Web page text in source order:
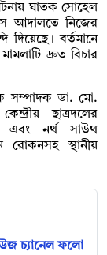
ঘাতক সোহেল
আদালতে নিজের
বর্তমানে
দ্রুত বিচার
সম্পাদক ডা. মো.
ছাত্রদলের
এবং নর্থ সাউথ
রোকনসহ স্থানীয়
চ্যানেল ফলো